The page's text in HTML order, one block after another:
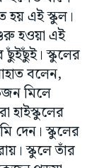
হয় এই স্কুল।
হওয়া এই
ছুঁইছুঁই। স্কুলের
বলেন,
মিলে
হাইস্কুলের
দেন। স্কুলের
স্কুলে তাঁর